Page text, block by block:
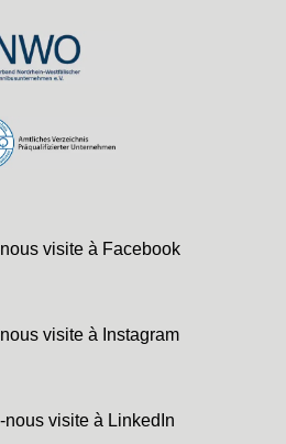
visite à Facebook
visite à Instagram
nous visite à LinkedIn